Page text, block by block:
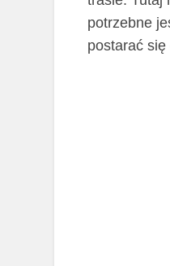
potrzebne
postarać